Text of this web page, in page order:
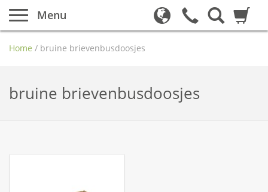
Menu
Home / bruine brievenbusdoosjes
bruine brievenbusdoosjes